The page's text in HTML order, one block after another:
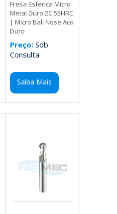
Fresa Esferica Micro
Metal Duro 2C 55HRC
| Micro Ball Nose Aco
Duro
Preço:Sob
Consulta
Saiba Mais